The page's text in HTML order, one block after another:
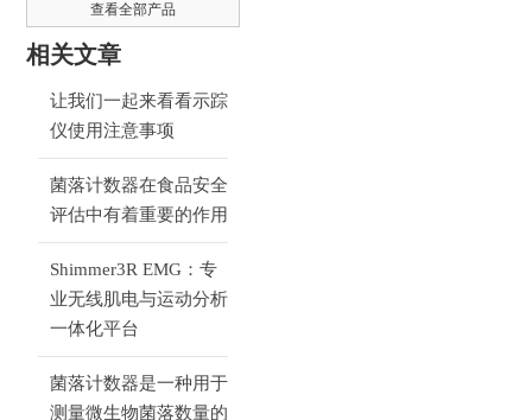
查看全部产品
相关文章
让我们一起来看看示踪
仪使用注意事项
菌落计数器在食品安全
评估中有着重要的作用
Shimmer3R EMG：专
业无线肌电与运动分析
一体化平台
菌落计数器是一种用于
测量微生物菌落数量的